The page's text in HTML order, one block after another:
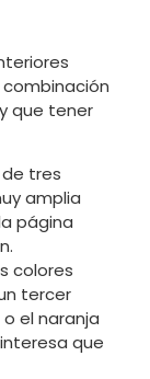
que tener
tres
amplia
página
colores
tercer
el naranja
que